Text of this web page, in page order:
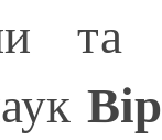
та